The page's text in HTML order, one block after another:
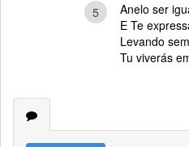
5
Anelo ser
E Te
Levando
Tu viverás